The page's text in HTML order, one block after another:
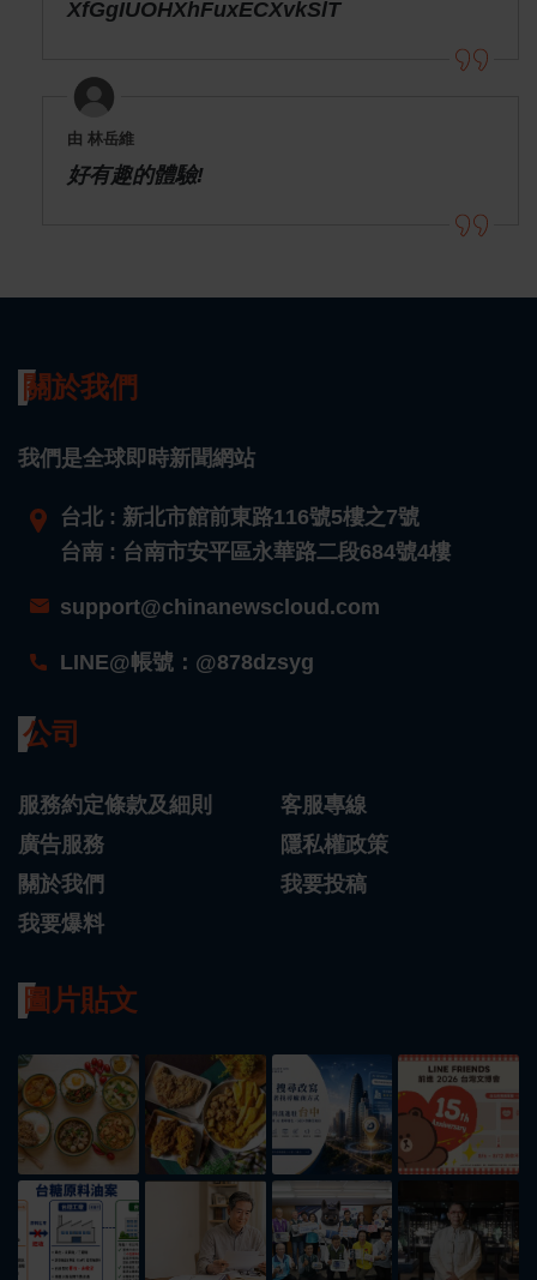
XfGgIUOHXhFuxECXvkSlT
由 林岳維
好有趣的體驗!
關於我們
我們是全球即時新聞網站
台北 : 新北市館前東路116號5樓之7號
台南 : 台南市安平區永華路二段684號4樓
support@chinanewscloud.com
LINE@帳號：@878dzsyg
公司
服務約定條款及細則
客服專線
廣告服務
隱私權政策
關於我們
我要投稿
我要爆料
圖片貼文